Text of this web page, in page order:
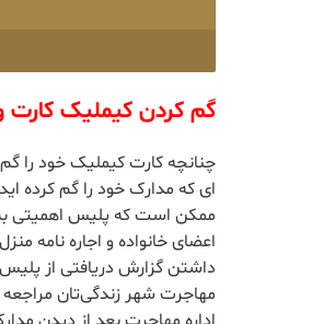
گم کردن کیملیک کارت
ای که مدارک خود را گم کرده
داشتن گزارش دریافتی از